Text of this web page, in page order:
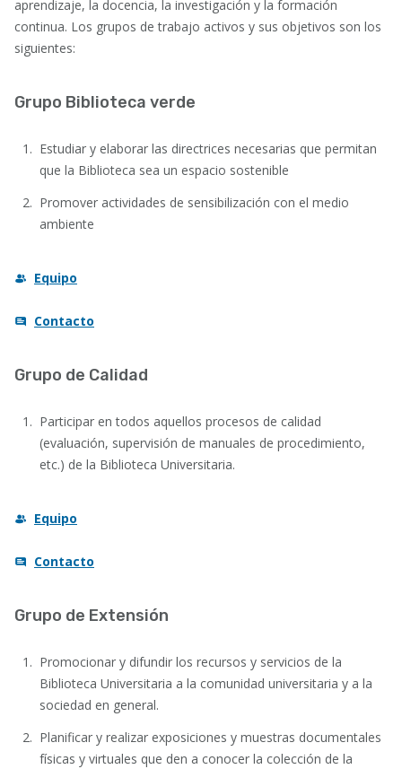
aprendizaje, la docencia, la investigación y la formación
continua. Los grupos de trabajo activos y sus objetivos son los
siguientes:
Grupo Biblioteca verde
Estudiar y elaborar las directrices necesarias que permitan
que la Biblioteca sea un espacio sostenible
Promover actividades de sensibilización con el medio
ambiente
Equipo
Contacto
Grupo de Calidad
Participar en todos aquellos procesos de calidad
(evaluación, supervisión de manuales de procedimiento,
etc.) de la Biblioteca Universitaria.
Equipo
Contacto
Grupo de Extensión
Promocionar y difundir los recursos y servicios de la
Biblioteca Universitaria a la comunidad universitaria y a la
sociedad en general.
Planificar y realizar exposiciones y muestras documentales
físicas y virtuales que den a conocer la colección de la